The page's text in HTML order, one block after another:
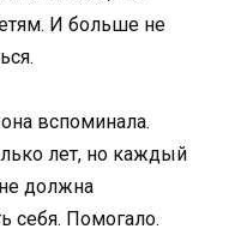
И больше не
вспоминала.
лет, но каждый
должна
себя. Помогало.